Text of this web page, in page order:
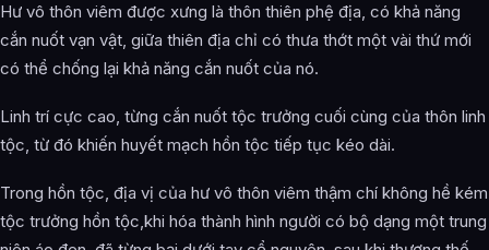
Hư vô thôn viêm được xưng là thôn thiên phệ địa, có khả năng
cắn nuốt vạn vật, giữa thiên địa chỉ có thưa thớt một vài thứ mới
có thể chống lại khả năng cắn nuốt của nó.
Linh trí cực cao, từng cắn nuốt tộc trưởng cuối cùng của thôn linh
tộc, từ đó khiến huyết mạch hồn tộc tiếp tục kéo dài.
Trong hồn tộc, địa vị của hư vô thôn viêm thậm chí không hề kém
tộc trưởng hồn tộc,khi hóa thành hình người có bộ dạng một trung